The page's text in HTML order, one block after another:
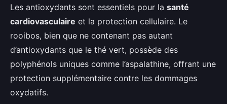
Les antioxydants sont essentiels pour la santé
cardiovasculaire et la protection cellulaire. Le
rooibos, bien que ne contenant pas autant
d’antioxydants que le thé vert, possède des
polyphénols uniques comme l’aspalathine, offrant une
protection supplémentaire contre les dommages
oxydatifs.